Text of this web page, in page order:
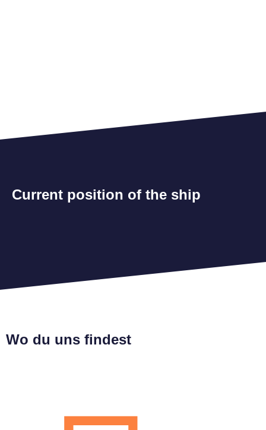
Current position of the ship
Wo du uns findest